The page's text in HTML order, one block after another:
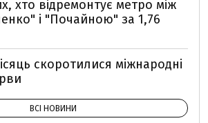
хто відремонтує метро між
і "Почайною" за 1,76
скоротилися міжнародні
ВСІ НОВИНИ